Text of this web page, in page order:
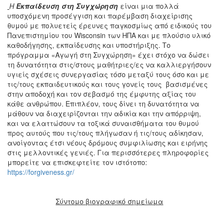
ΗΕκπαίδευση στη Συγχώρηση είναι μια πολλά
υποσχόμενη προσέγγιση και παρέμβαση διαχείρισης
θυμού με πολυετείς έρευνες παγκοσμίως από ειδικούς του
Πανεπιστημίου του Wisconsin των ΗΠΑ και με πλούσιο υλικό
καθοδήγησης, εκπαίδευσης και υποστήριξης. Το
πρόγραμμα «Αγωγή στη Συγχώρηση» έχει στόχο να δώσει
τη δυνατότητα στις/στους μαθήτριες/ες να καλλιεργήσουν
υγιείς σχέσεις συνεργασίας τόσο μεταξύ τους όσο και με
τις/τους εκπαιδευτικούς και τους γονείς τους βασισμένες
στην αποδοχή και τον σεβασμό της έμφυτης αξίας του
κάθε ανθρώπου. Επιπλέον, τους δίνει τη δυνατότητα να
μάθουν να διαχειρίζονται την αδικία και την απόρριψη,
και να ελαττώσουν τα τοξικά συναισθήματα του θυμού
προς αυτούς που τις/τους πλήγωσαν ή τις/τους αδίκησαν,
ανοίγοντας έτσι νέους δρόμους συμφιλίωσης και ειρήνης
στις μελλοντικές γενιές. Για περισσότερες πληροφορίες
μπορείτε να επισκεφτείτε τον ιστότοπο:
https://forgiveness.gr/
Σύντομο βιογραφικό σημείωμα